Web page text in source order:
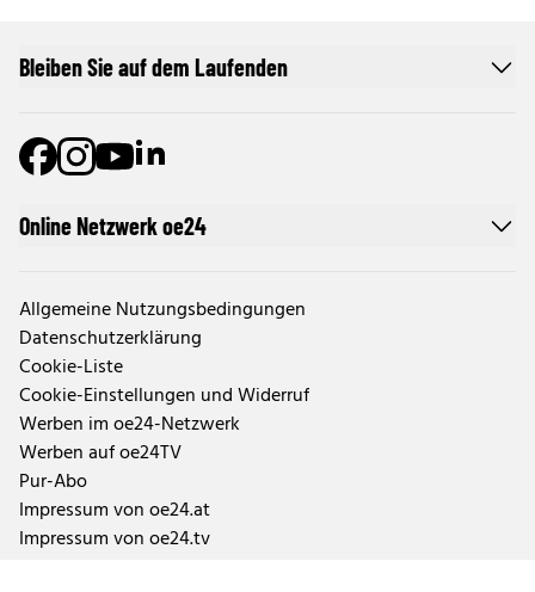
Online Netzwerk oe24
Allgemeine Nutzungsbedingungen
Datenschutzerklärung
Cookie-Liste
Cookie-Einstellungen und Widerruf
Werben im oe24-Netzwerk
Werben auf oe24TV
Pur-Abo
Impressum von oe24.at
Impressum von oe24.tv
Bleiben Sie auf dem Laufenden